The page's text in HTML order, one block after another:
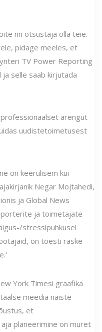
nn otsustaja olla teie.
pidage meeles, et
TV Power Reporting
ja selle saab kirjutada
arengut
uudistetoimetusest
on keerulisem kui
Negar Mojtahedi,
ja Global News
ja toimetajate
stressipuhkusel
on tõesti raske
York Timesi graafika
meedia naiste
et
planeerimine on muret